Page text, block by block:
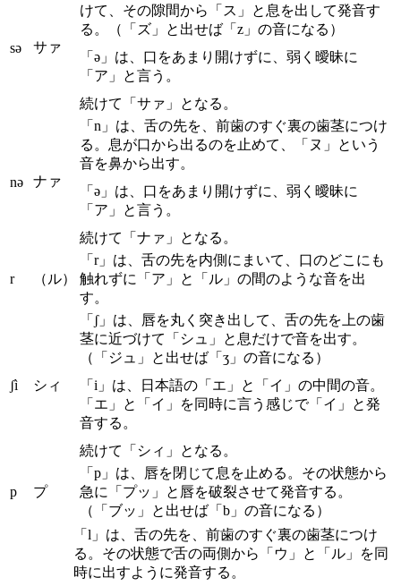
sə サァ
けて、その隙間から「ス」と息を出して発音す
る。（「ズ」と出せば「z」の音になる）
「ə」は、口をあまり開けずに、弱く曖昧に
「ア」と言う。
続けて「サァ」となる。
nə ナァ
「n」は、舌の先を、前歯のすぐ裏の歯茎につけ
る。息が口から出るのを止めて、「ヌ」という
音を鼻から出す。
「ə」は、口をあまり開けずに、弱く曖昧に
「ア」と言う。
続けて「ナァ」となる。
r （ル）
「r」は、舌の先を内側にまいて、口のどこにも
触れずに「ア」と「ル」の間のような音を出
す。
ʃì シィ
「ʃ」は、唇を丸く突き出して、舌の先を上の歯
茎に近づけて「シュ」と息だけで音を出す。
（「ジュ」と出せば「ʒ」の音になる）
「i」は、日本語の「エ」と「イ」の中間の音。
「エ」と「イ」を同時に言う感じで「イ」と発
音する。
続けて「シィ」となる。
p プ
「p」は、唇を閉じて息を止める。その状態から
急に「プッ」と唇を破裂させて発音する。
（「ブッ」と出せば「b」の音になる）
「l」は、舌の先を、前歯のすぐ裏の歯茎につけ
る。その状態で舌の両側から「ウ」と「ル」を同
時に出すように発音する。